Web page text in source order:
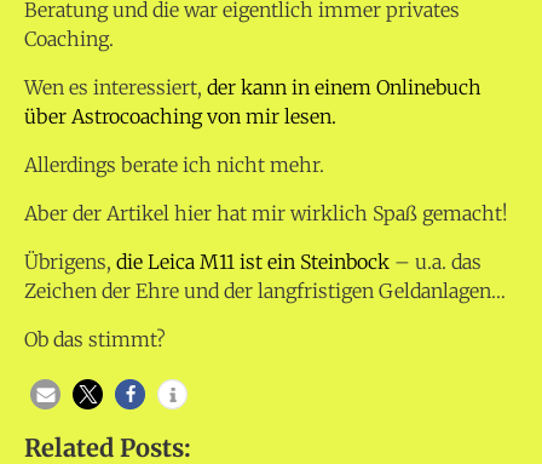
Beratung und die war eigentlich immer privates
Coaching.
Wen es interessiert, der kann in einem Onlinebuch
über Astrocoaching von mir lesen.
Allerdings berate ich nicht mehr.
Aber der Artikel hier hat mir wirklich Spaß gemacht!
Übrigens, die Leica M11 ist ein Steinbock – u.a. das
Zeichen der Ehre und der langfristigen Geldanlagen…
Ob das stimmt?
Related Posts: